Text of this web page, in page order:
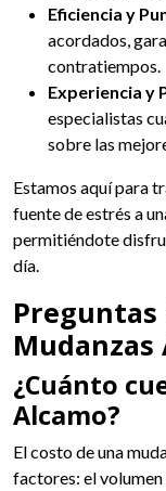
Eficiencia y
acordados,
contratiempos.
Experiencia y
especialistas
sobre las
Estamos aquí para
fuente de estrés a
permitiéndote
día.
Preguntas
Mudanzas
¿Cuánto
Alcamo?
El costo de una
factores: el